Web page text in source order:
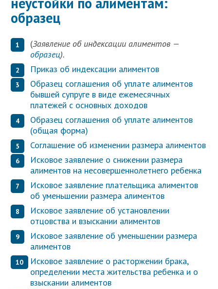
образец
(Заявление об индексации алиментов —
образец).
Приказ об индексации алиментов
Образец соглашения об уплате алиментов
бывшей супруге в виде ежемесячных
платежей с основных доходов
Образец соглашения об уплате алиментов
(общая форма)
Соглашение об изменении размера алиментов
Исковое заявление о снижении размера
алиментов на несовершеннолетнего ребенка
Исковое заявление плательщика алиментов
об уменьшении размера алиментов
Исковое заявление об установлении
отцовства и взыскании алиментов
Исковое заявление об уменьшении размера
алиментов
Исковое заявление о расторжении брака,
определении места жительства ребенка и о
взыскании алиментов